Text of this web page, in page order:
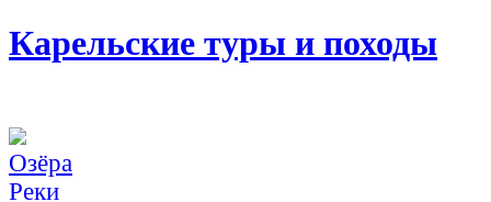
Карельские туры и походы
Озёра
Реки